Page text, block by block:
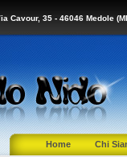
Cavour, 35 - 46046 Medole
Home Chi